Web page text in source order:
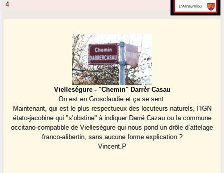
4
Vielleségure - "Chemin" Darrèr Casau
On est en Grosclaudie et ça se sent.
Maintenant, qui est le plus respectueux des locuteurs naturels, l’IGN
étato-jacobine qui "s’obstine" à indiquer Darré Cazau ou la commune
occitano-compatible de Vielleségure qui nous pond un drôle d’attelage
franco-alibertin, sans aucune forme explication ?
Vincent.P